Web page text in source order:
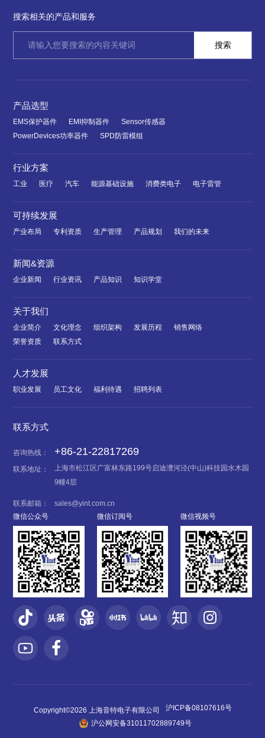
搜索相关的产品和服务
产品选型
EMS保护器件 EMI抑制器件
Sensor传感器
PowerDevices功率器件
SPD防雷模组
行业方案
工业 医疗 汽车 能源基础设施 消费类电子 电子雷管
可持续发展
产业布局 专利资质 生产管理 产品规划 我们的未来
新闻&资源
企业新闻 行业资讯 产品知识 知识学堂
关于我们
企业简介 文化理念 组织架构 发展历程
销售网络
荣誉资质
联系方式
人才发展
职业发展 员工文化 福利待遇 招聘列表
联系方式
咨询热线： +86-21-22817269
联系地址：
上海市松江区广富林东路199号启迪漕河泾(中山)科技园水木园
9幢4层
联系邮箱：
sales@yint.com.cn
微信公众号
微信订阅号 微信视频号
Copyright©2026 上海音特电子有限公司
沪ICP备08107616号
沪公网安备31011702889749号